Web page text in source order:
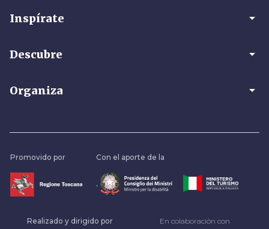
Inspírate arrow_drop_down
Descubre arrow_drop_down
Organiza arrow_drop_down
Promovido por Con el aporte de la
.
Realizado y dirigido por En colaboración con